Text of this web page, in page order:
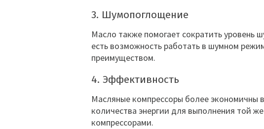
3. Шумопоглощение
Масло также помогает сократить уровень
есть возможность работать в шумном
преимуществом.
4. Эффективность
Масляные компрессоры более экономичны
количества энергии для выполнения той
компрессорами.